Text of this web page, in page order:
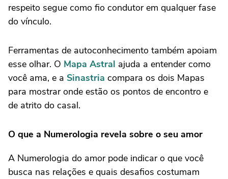
respeito segue como fio condutor em qualquer fase
do vínculo.
Ferramentas de autoconhecimento também apoiam
esse olhar. O Mapa Astral ajuda a entender como
você ama, e a Sinastria compara os dois Mapas
para mostrar onde estão os pontos de encontro e
de atrito do casal.
O que a Numerologia revela sobre o seu amor
A Numerologia do amor pode indicar o que você
busca nas relações e quais desafios costumam